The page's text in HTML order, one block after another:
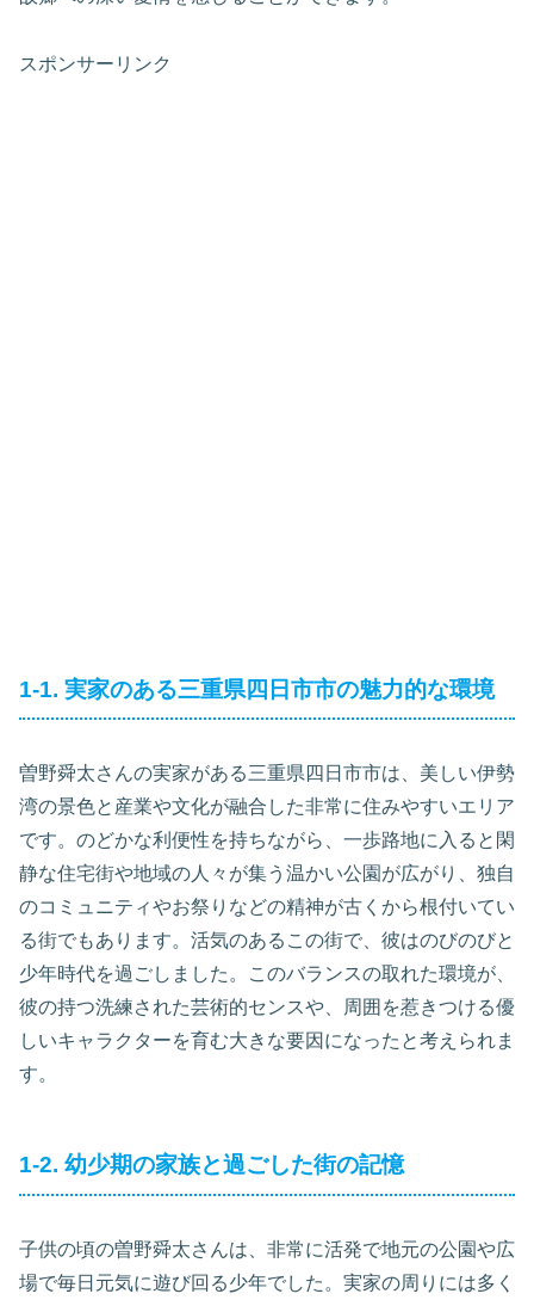
スポンサーリンク
1-1. 実家のある三重県四日市市の魅力的な環境
曽野舜太さんの実家がある三重県四日市市は、美しい伊勢
湾の景色と産業や文化が融合した非常に住みやすいエリア
です。のどかな利便性を持ちながら、一歩路地に入ると閑
静な住宅街や地域の人々が集う温かい公園が広がり、独自
のコミュニティやお祭りなどの精神が古くから根付いてい
る街でもあります。活気のあるこの街で、彼はのびのびと
少年時代を過ごしました。このバランスの取れた環境が、
彼の持つ洗練された芸術的センスや、周囲を惹きつける優
しいキャラクターを育む大きな要因になったと考えられま
す。
1-2. 幼少期の家族と過ごした街の記憶
子供の頃の曽野舜太さんは、非常に活発で地元の公園や広
場で毎日元気に遊び回る少年でした。実家の周りには多く